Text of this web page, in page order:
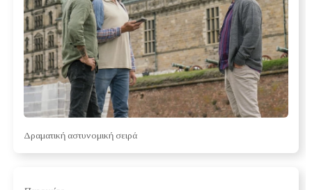
Δραματική αστυνομική σειρά